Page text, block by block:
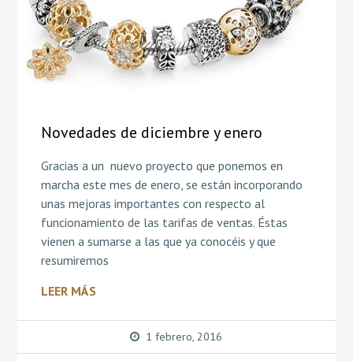
Novedades de diciembre y enero
Gracias a un nuevo proyecto que ponemos en
marcha este mes de enero, se están incorporando
unas mejoras importantes con respecto al
funcionamiento de las tarifas de ventas. Éstas
vienen a sumarse a las que ya conocéis y que
resumiremos
LEER MÁS
1 febrero, 2016